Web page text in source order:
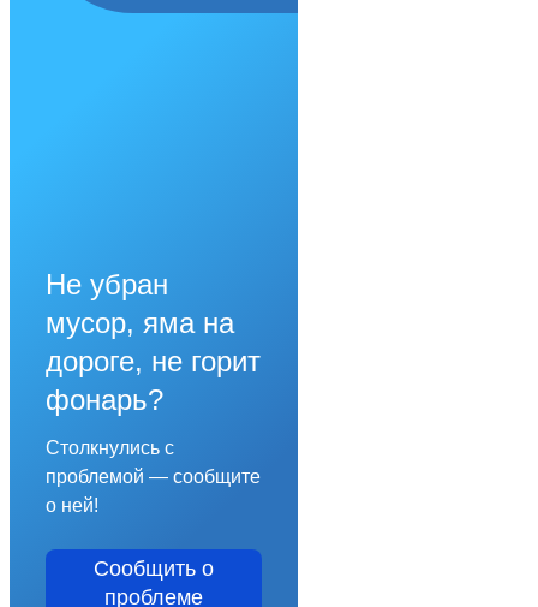
Не убран
мусор, яма на
дороге, не горит
фонарь?
Столкнулись с
проблемой — сообщите
о ней!
Сообщить о
проблеме